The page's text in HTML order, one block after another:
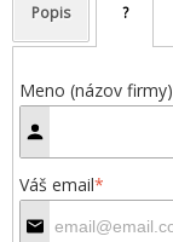
Popis ?
Meno (názov firmy)
Váš email*